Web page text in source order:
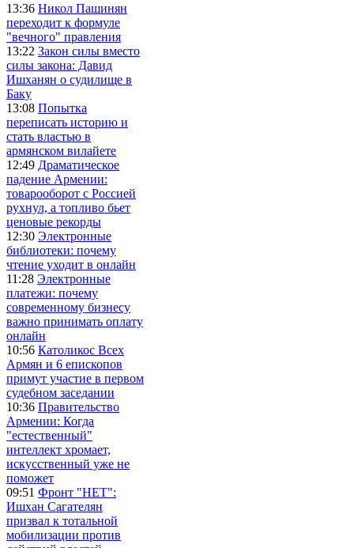
13:36 Никол Пашинян
переходит к формуле
"вечного" правления
13:22 Закон силы вместо
силы закона: Давид
Ишханян о судилище в
Баку
13:08 Попытка
переписать историю и
стать властью в
армянском вилайете
12:49 Драматическое
падение Армении:
товарооборот с Россией
рухнул, а топливо бьет
ценовые рекорды
12:30 Электронные
библиотеки: почему
чтение уходит в онлайн
11:28 Электронные
платежи: почему
современному бизнесу
важно принимать оплату
онлайн
10:56 Католикос Всех
Армян и 6 епископов
примут участие в первом
судебном заседании
10:36 Правительство
Армении: Когда
"естественный"
интеллект хромает,
искусственный уже не
поможет
09:51 Фронт "НЕТ":
Ишхан Сагателян
призвал к тотальной
мобилизации против